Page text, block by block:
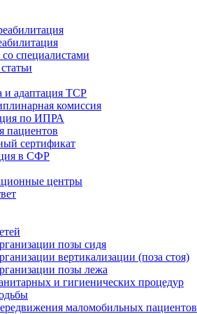
специалистами
и адаптация ТСР
комиссия
по ИПРА
пациентов
сертификат
в СФР
центры
позы сидя
вертикализации (поза стоя)
позы лежа
и гигиенических процедур
маломобильных пациентов